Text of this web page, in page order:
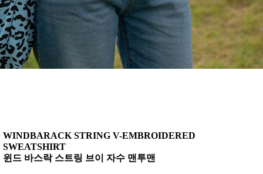
WINDBARACK STRING V-EMBROIDERED
SWEATSHIRT
윈드 바스락 스트링 브이 자수 맨투맨